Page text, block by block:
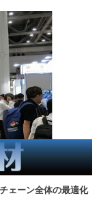
ェーン全体の最適化